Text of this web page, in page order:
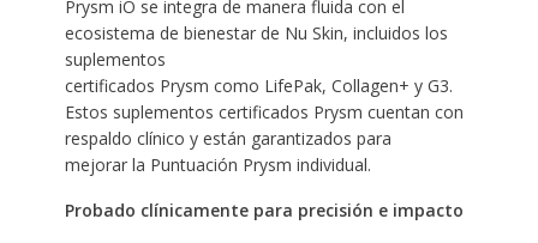
Prysm iO se integra de manera fluida con el
ecosistema de bienestar de Nu Skin, incluidos los
suplementos
certificados Prysm como LifePak, Collagen+ y G3.
Estos suplementos certificados Prysm cuentan con
respaldo clínico y están garantizados para
mejorar la Puntuación Prysm individual.
Probado clínicamente para precisión e impacto